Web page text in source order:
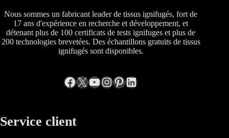
Nous sommes un fabricant leader de tissus ignifugés, fort de
17 ans d'expérience en recherche et développement, et
détenant plus de 100 certificats de tests ignifuges et plus de
200 technologies brevetées. Des échantillons gratuits de tissus
ignifugés sont disponibles.
Facebook
X YouTube
Instagram
Pinterest
LinkedIn
Service client